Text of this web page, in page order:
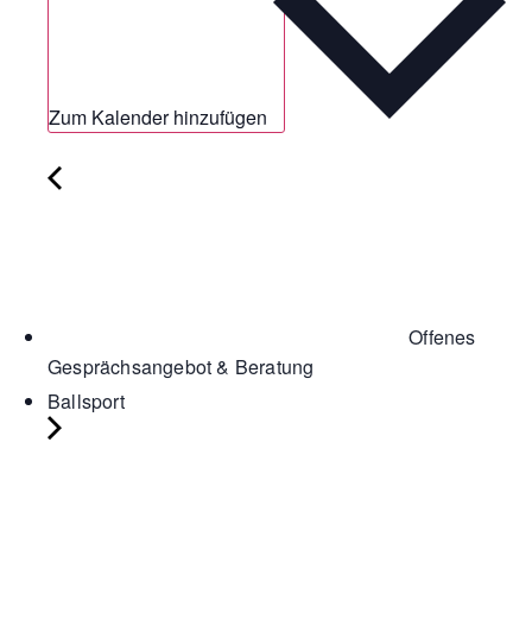
Zum Kalender hinzufügen
Offenes
Gesprächsangebot & Beratung
Ballsport